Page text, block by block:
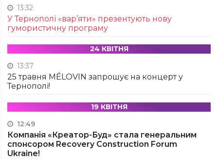
13:32
У Тернополі «вар’яти» презентують нову
гумористичну програму
24 КВІТНЯ
13:37
25 травня MÉLOVIN запрошує на концерт у
Тернополі!
19 КВІТНЯ
12:49
Компанія «Креатор-Буд» стала генеральним
спонсором Recovery Construction Forum
Ukraine!